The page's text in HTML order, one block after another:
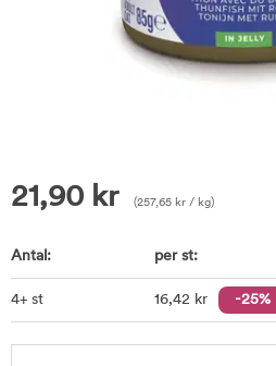
21,90 kr (257,65 kr / kg)
Antal: per st:
4+ st 16,42 kr -25%